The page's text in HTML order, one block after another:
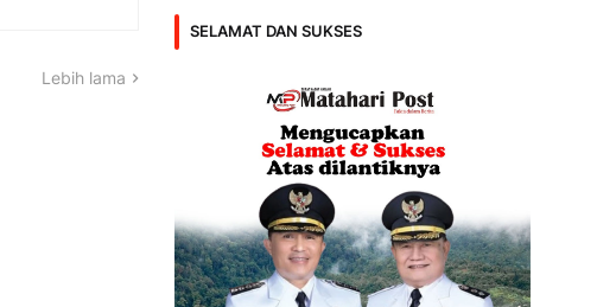
Lebih lama
SELAMAT DAN SUKSES